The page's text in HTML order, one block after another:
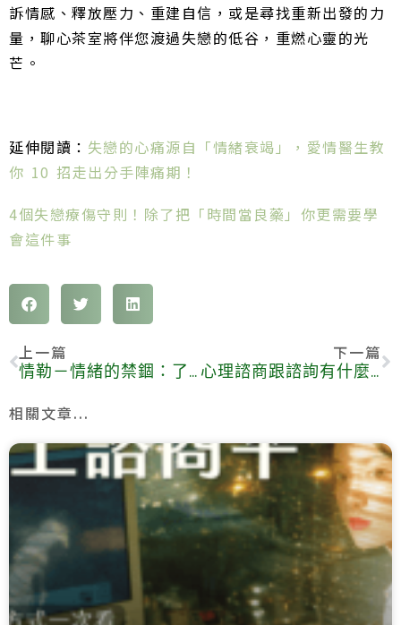
訴情感、釋放壓力、重建自信，或是尋找重新出發的力
量，聊心茶室將伴您渡過失戀的低谷，重燃心靈的光
芒。
延伸閱讀： 失戀的心痛源自「情緒衰竭」，愛情醫生教
你 10 招走出分手陣痛期！
4個失戀療傷守則！除了把「時間當良藥」你更需要學
會這件事
上一篇
情勒－情緒的禁錮：了解情緒勒索特徵與破解之道
下一篇
心理諮商跟諮詢有什麼差別？我適合哪種？
相關文章...